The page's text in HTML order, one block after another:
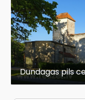
Dundagas pils